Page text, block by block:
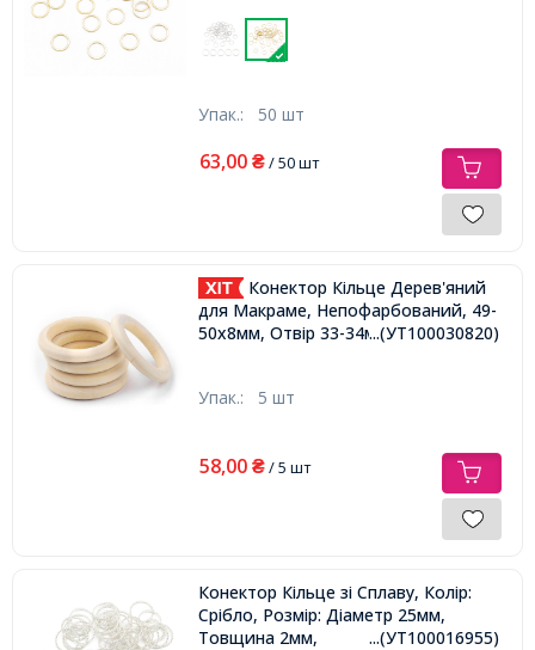
Упак.: 50 шт
63,00 ₴/ 50 шт
Конектор Кільце Дерев'яний
для Макраме, Непофарбований, 49-
50х8мм, Отвір 33-34мм,...(УТ100030820)
Упак.: 5 шт
58,00 ₴/ 5 шт
Конектор Кільце зі Сплаву, Колір:
Срібло, Розмір: Діаметр 25мм,
Товщина 2мм,
...(УТ100016955)